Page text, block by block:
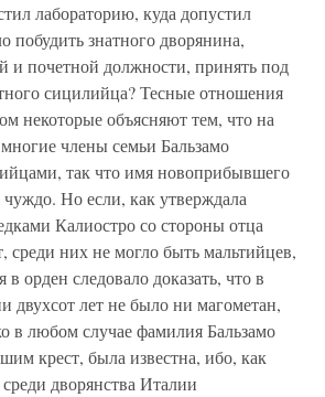
лабораторию, куда допустил
побудить знатного дворянина,
и почетной должности, принять под
сицилийца? Тесные отношения
некоторые объясняют тем, что на
члены семьи Бальзамо
так что имя новоприбывшего
чуждо. Но если, как утверждала
Калиостро со стороны отца
среди них не могло быть мальтийцев,
орден следовало доказать, что в
двухсот лет не было ни магометан,
в любом случае фамилия Бальзамо
крест, была известна, ибо, как
дворянства Италии